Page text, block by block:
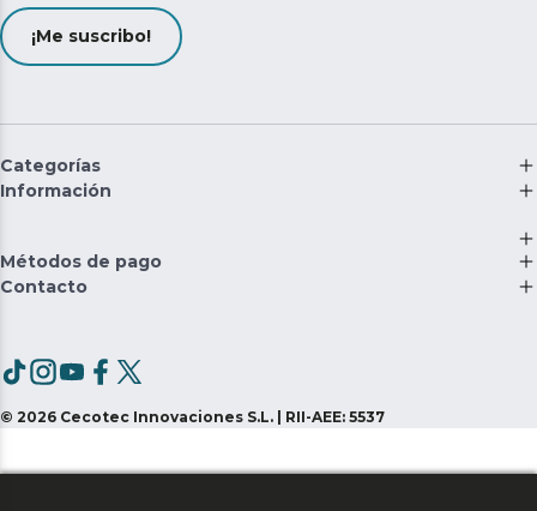
¡Me suscribo!
Categorías
Información
Métodos de pago
Contacto
© 2026 Cecotec Innovaciones S.L. | RII-AEE: 5537